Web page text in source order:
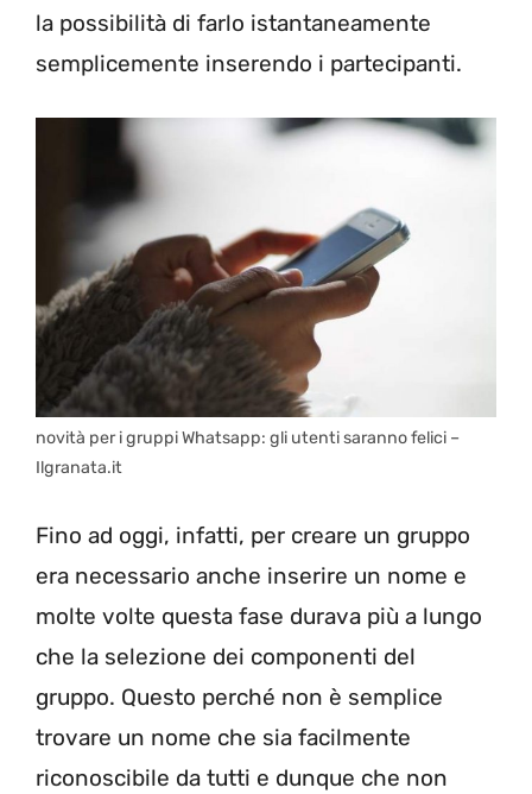
la possibilità di farlo istantaneamente
semplicemente inserendo i partecipanti.
novità per i gruppi Whatsapp: gli utenti saranno felici –
Ilgranata.it
Fino ad oggi, infatti, per creare un gruppo
era necessario anche inserire un nome e
molte volte questa fase durava più a lungo
che la selezione dei componenti del
gruppo. Questo perché non è semplice
trovare un nome che sia facilmente
riconoscibile da tutti e dunque che non